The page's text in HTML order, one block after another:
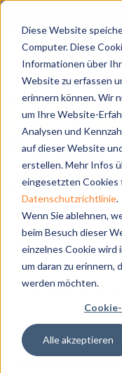
Diese Website
Computer. Diese
Informationen über
Website zu erfassen
erinnern können. Wir
um Ihre Website-
Analysen und
auf dieser Website
erstellen. Mehr Infos
eingesetzten Cookies
Datenschutzrichtlinie.
Wenn Sie ablehnen,
beim Besuch dieser
einzelnes Cookie wird
um daran zu erinnern,
werden möchten.
Alle akzeptieren
robur corporation
Robur
Von 1926 bis
gemeinsam an
sichereren